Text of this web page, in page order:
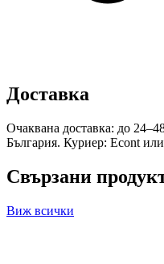
Доставка
Очаквана доставка: до
България. Куриер: Econt
Свързани
Виж всички